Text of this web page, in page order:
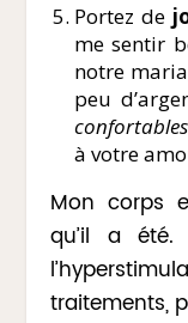
Portez de
me sentir
notre
peu
confortables
à votre
Mon corps
qu’il a été.
traitements,